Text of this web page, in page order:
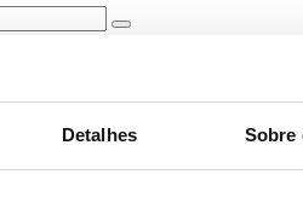
Detalhes Sobre
e capacidade até 340 mL.
x 97 mm | Caixa: 120 x 88 x 102